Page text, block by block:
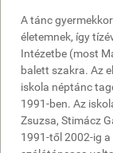
A tánc
életemnek, így
Intézetbe (most
balett szakra. Az
iskola néptánc
1991-ben. Az
Zsuzsa, Stimácz
1991-től 2002-ig